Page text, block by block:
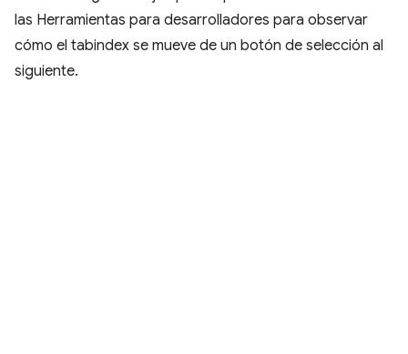
las Herramientas para desarrolladores para observar
cómo el tabindex se mueve de un botón de selección al
siguiente.